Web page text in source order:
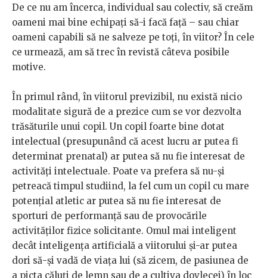
De ce nu am încerca, individual sau colectiv, să creăm
oameni mai bine echipați să-i facă față – sau chiar
oameni capabili să ne salveze pe toți, în viitor? În cele
ce urmează, am să trec în revistă câteva posibile
motive.
În primul rând, în viitorul previzibil, nu există nicio
modalitate sigură de a prezice cum se vor dezvolta
trăsăturile unui copil. Un copil foarte bine dotat
intelectual (presupunând că acest lucru ar putea fi
determinat prenatal) ar putea să nu fie interesat de
activități intelectuale. Poate va prefera să nu-și
petreacă timpul studiind, la fel cum un copil cu mare
potențial atletic ar putea să nu fie interesat de
sporturi de performanță sau de provocările
activităților fizice solicitante. Omul mai inteligent
decât inteligența artificială a viitorului și-ar putea
dori să-și vadă de viața lui (să zicem, de pasiunea de
a picta căluți de lemn sau de a cultiva dovlecei) în loc